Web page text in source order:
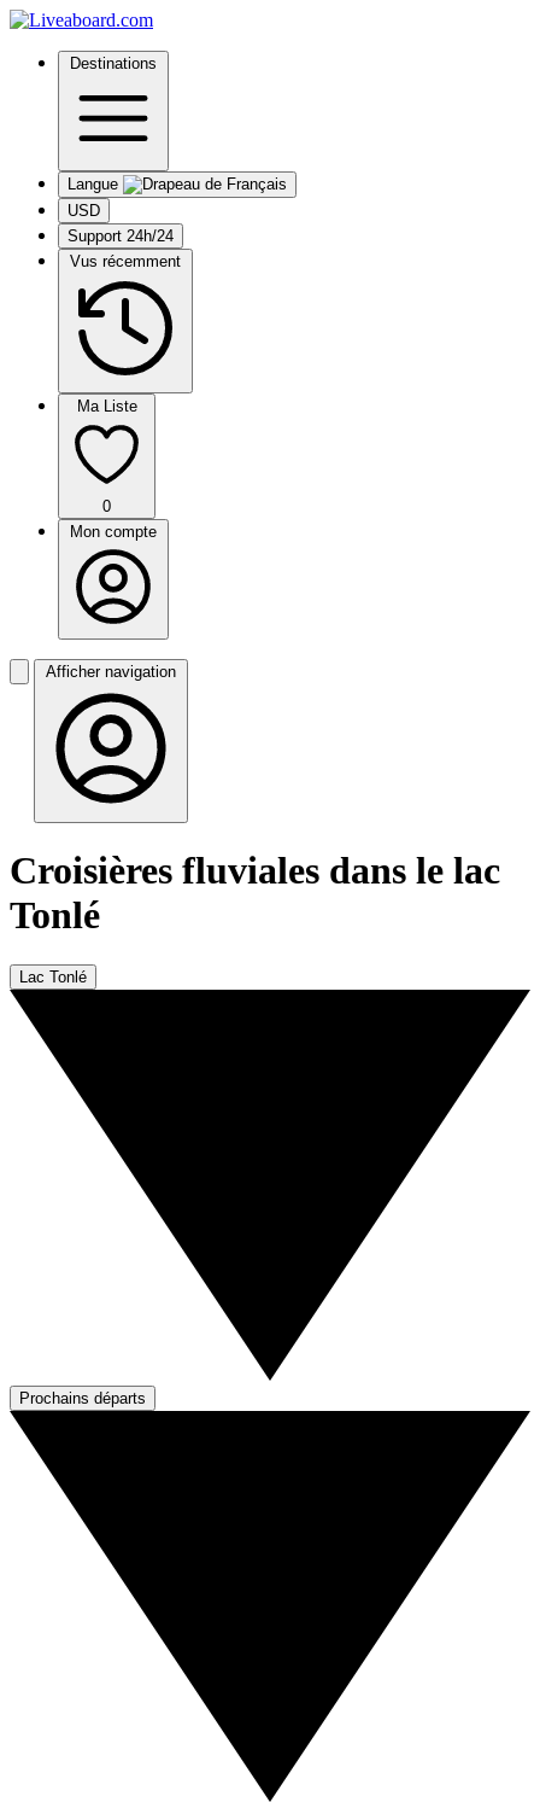
Destinations
Langue
USD
Support 24h/24
Vus récemment
Ma Liste
0
Mon compte
Afficher navigation
Croisières fluviales dans le lac
Tonlé
Lac Tonlé
Prochains départs